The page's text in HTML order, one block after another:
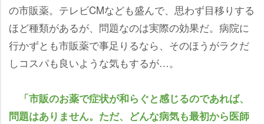
の市販薬。テレビCMなども盛んで、思わず目移りする
ほど種類があるが、問題なのは実際の効果だ。病院に
行かずとも市販薬で事足りるなら、そのほうがラクだ
しコスパも良いような気もするが…。
「市販のお薬で症状が和らぐと感じるのであれば、
問題はありません。ただ、どんな病気も最初から医師